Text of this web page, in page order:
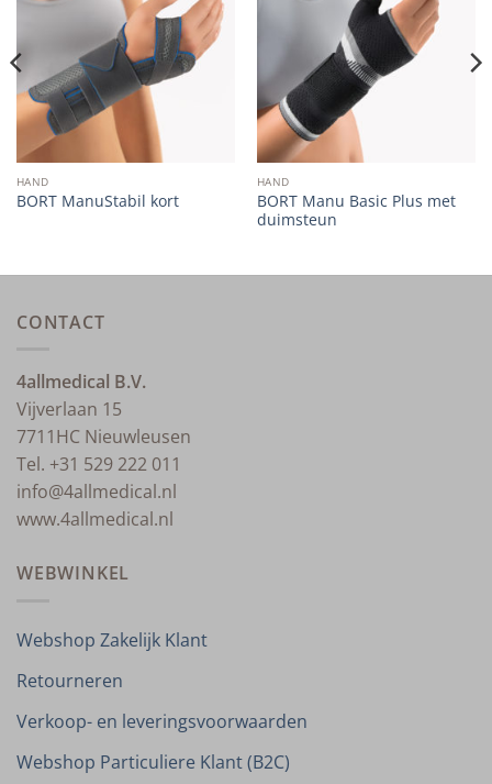
wishlist
HAND
BORT ManuStabil kort
wishlist
HAND
BORT Manu Basic Plus met
duimsteun
CONTACT
4allmedical B.V.
Vijverlaan 15
7711HC Nieuwleusen
Tel. +31 529 222 011
info@4allmedical.nl
www.4allmedical.nl
WEBWINKEL
Webshop Zakelijk Klant
Retourneren
Verkoop- en leveringsvoorwaarden
Webshop Particuliere Klant (B2C)